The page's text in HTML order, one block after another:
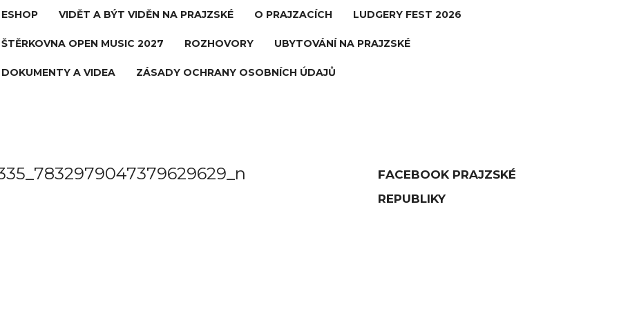
ESHOP VIDĚT A BÝT VIDĚN NA PRAJZSKÉ O PRAJZACÍCH LUDGERY FEST 2026
ŠTĚRKOVNA OPEN MUSIC 2027 ROZHOVORY UBYTOVÁNÍ NA PRAJZSKÉ
DOKUMENTY A VIDEA ZÁSADY OCHRANY OSOBNÍCH ÚDAJŮ
FACEBOOK PRAJZSKÉ
REPUBLIKY